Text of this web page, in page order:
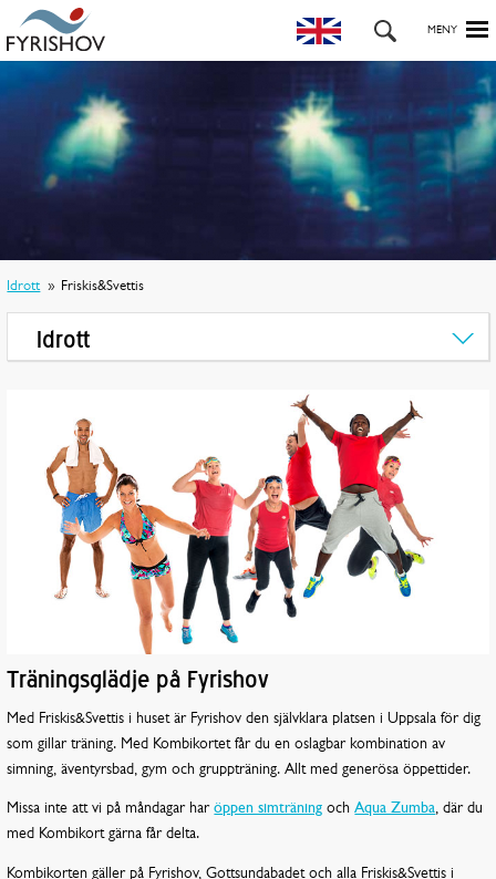
Idrott Friskis&Svettis
Idrott
Träningsglädje på Fyrishov
Med Friskis&Svettis i huset är Fyrishov den självklara platsen i Uppsala för dig
som gillar träning. Med Kombikortet får du en oslagbar kombination av
simning, äventyrsbad, gym och gruppträning. Allt med generösa öppettider.
Missa inte att vi på måndagar haröppen simträning ochAqua Zumba, där du
med Kombikort gärna får delta.
Kombikorten gäller på Fyrishov, Gottsundabadet och alla Friskis&Svettis i